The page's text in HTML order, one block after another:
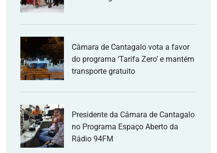
Câmara de Cantagalo vota a favor
do programa ‘Tarifa Zero’ e mantém
transporte gratuito
Presidente da Câmara de Cantagalo
no Programa Espaço Aberto da
Rádio 94FM